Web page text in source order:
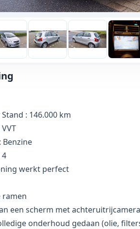
: 146.000 km
Benzine
werkt perfect
ramen
een scherm met achteruitrijcamera
onderhoud gedaan (olie,